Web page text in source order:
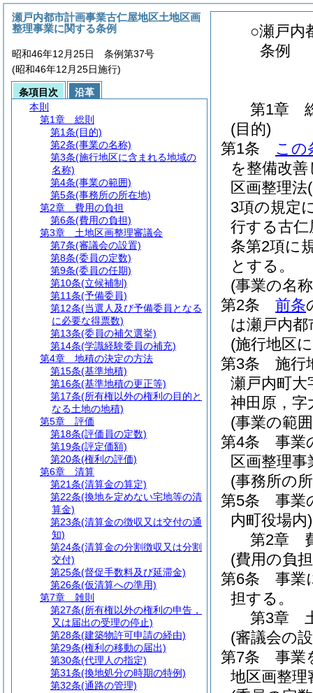
○瀬戸内
条例
第1章
(目的)
第1条
この
を整備改
区画整理法
3項の規定
行する古仁
条第2項に
とする。
(事業の名
第2条
前条
は瀬戸内
(施行地区
第3条
施行
瀬戸内町大
神田原，字
(事業の範
第4条
事業
区画整理
(事務所の
第5条
事業
内町役場内)
第2章
(費用の負
第6条
事業
担する。
第3章
(審議会の
第7条
事業
地区画整理
瀬戸内都市計画事業古仁屋地区土地区画
整理事業に関する条例
昭和46年12月25日 条例第37号
(昭和46年12月25日施行)
条項目次
沿革
本則
第1章
総則
第1条(目的)
第2条(事業の名称)
第3条(施行地区に含まれる地域の
名称)
第4条(事業の範囲)
第5条(事務所の所在地)
第2章
費用の負担
第6条(費用の負担)
第3章
土地区画整理審議会
第7条(審議会の設置)
第8条(委員の定数)
第9条(委員の任期)
第10条(立候補制)
第11条(予備委員)
第12条(当選人及び予備委員となる
に必要な得票数)
第13条(委員の補欠選挙)
第14条(学識経験委員の補充)
第4章
地積の決定の方法
第15条(基準地積)
第16条(基準地積の更正等)
第17条(所有権以外の権利の目的と
なる土地の地積)
第5章
評価
第18条(評価員の定数)
第19条(評定価額)
第20条(権利の評価)
第6章
清算
第21条(清算金の算定)
第22条(換地を定めない宅地等の清
算金)
第23条(清算金の徴収又は交付の通
知)
第24条(清算金の分割徴収又は分割
交付)
第25条(督促手数料及び延滞金)
第26条(仮清算への準用)
第7章
雑則
第27条(所有権以外の権利の申告，
又は届出の受理の停止)
第28条(建築物許可申請の経由)
第29条(権利の移動の届出)
第30条(代理人の指定)
第31条(換地処分の時期の特例)
第32条(通路の管理)